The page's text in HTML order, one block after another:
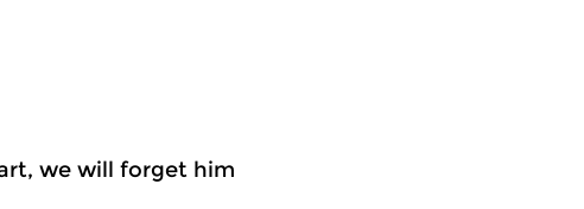
we will forget him